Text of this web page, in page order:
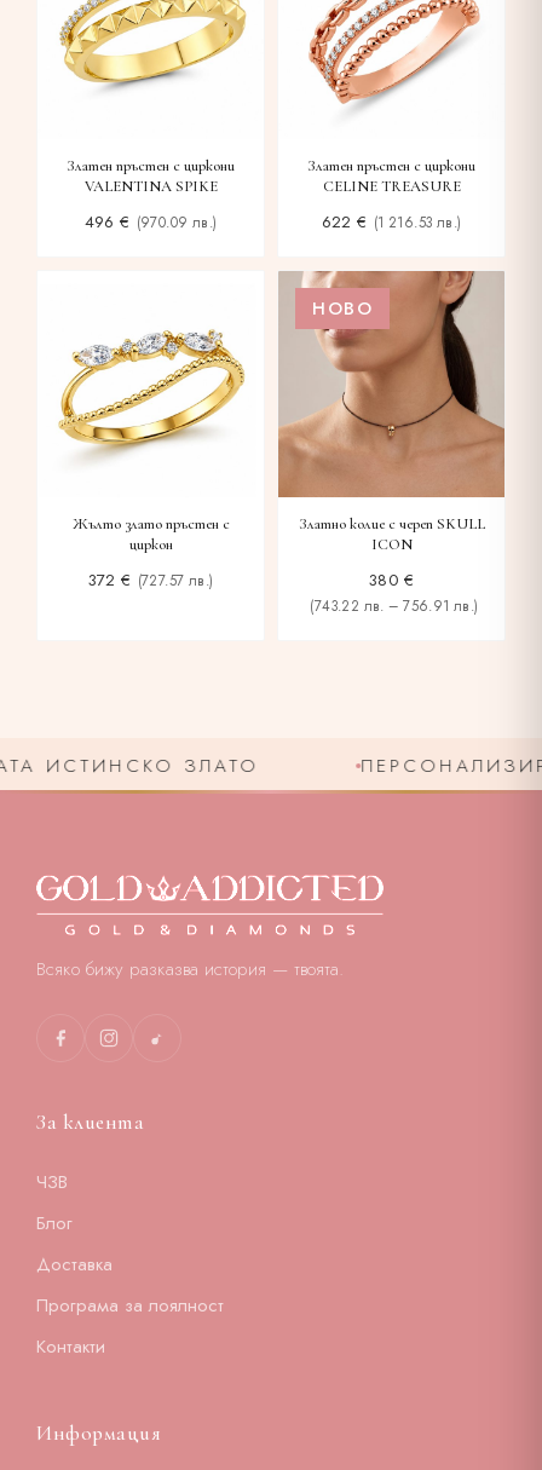
Златен пръстен с циркони
VALENTINA SPIKE
496€ (970.09 лв.)
Златен пръстен с циркони
CELINE TREASURE
622€ (1 216.53 лв.)
Жълто злато пръстен с
циркон
372€ (727.57 лв.)
НОВО
Златно колие с череп SKULL
ICON
380 €
(743.22 лв. – 756.91 лв.)
ИСТИНСКО ЗЛАТО
Всяко бижу разказва история — твоята.
За клиента
ЧЗВ
Блог
Доставка
Програма за лоялност
Контакти
Информация